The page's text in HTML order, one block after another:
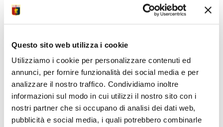
Questo sito web utilizza i cookie
Utilizziamo i cookie per personalizzare contenuti ed
annunci, per fornire funzionalità dei social media e per
analizzare il nostro traffico. Condividiamo inoltre
informazioni sul modo in cui utilizzi il nostro sito con i
nostri partner che si occupano di analisi dei dati web,
pubblicità e social media, i quali potrebbero combinarle
Stazzano (Al).
• In diramazione elenco dei convocati dallo staff
tecnico
• Circa 400 i genoani presenti tra settore ospiti e
• Lunedì chiusura sessione invernale di calcio-mercato
• Genoa Women-Freedom domenica ad Arenzano
14:30
• Domenica ultimo giorno saldi in store ede-commerce